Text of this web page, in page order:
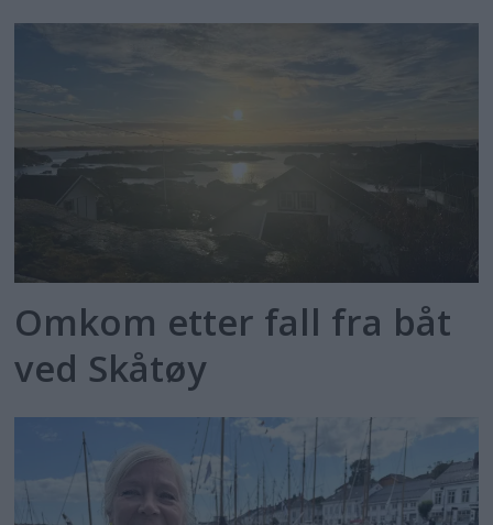
Omkom etter fall fra båt
ved Skåtøy